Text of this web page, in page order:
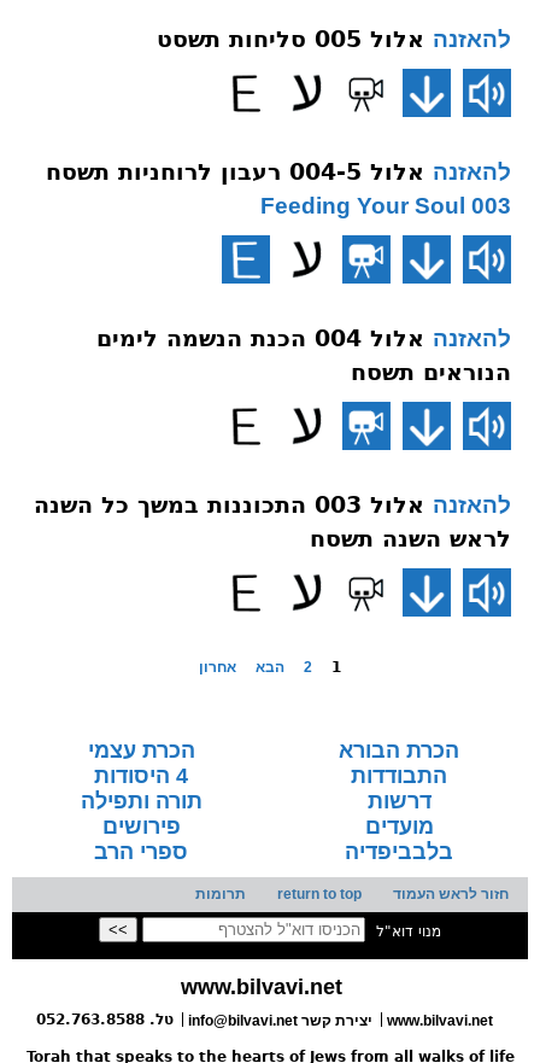
להאזנה אלול 005 סליחות תשסט
להאזנה אלול 004-5 רעבון לרוחניות תשסח
003 Feeding Your Soul
להאזנה
אלול 004 הכנת הנשמה לימים
הנוראים תשסח
להאזנה
אלול 003 התכוננות במשך כל השנה
לראש השנה תשסח
1
2 הבא אחרון
הכרת הבורא
הכרת עצמי
התבודדות
4 היסודות
דרשות
תורה ותפילה
מועדים
פירושים
בלבביפדיה
ספרי הרב
חזור לראש העמוד return to top תרומות
מנוי דוא"ל
www.bilvavi.net
www.bilvavi.net
info@bilvavi.net יצירת קשר טל. 052.763.8588
Torah that speaks to the hearts of Jews from all walks of life